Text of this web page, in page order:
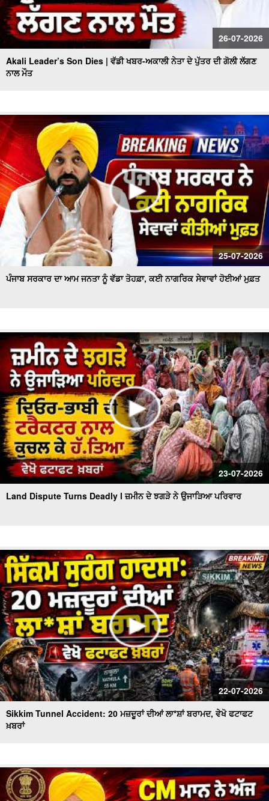
26-07-2026
Akali Leader’s Son Dies | ਵੱਡੀ ਖਬਰ-ਅਕਾਲੀ ਨੇਤਾ ਦੇ ਪੁੱਤਰ ਦੀ ਗੋਲੀ ਲੱਗਣ
ਨਾਲ ਮੌਤ
25-07-2026
ਪੰਜਾਬ ਸਰਕਾਰ ਦਾ ਆਮ ਜਨਤਾ ਨੂੰ ਵੱਡਾ ਤੋਹਫ਼ਾ, ਕਈ ਨਾਗਰਿਕ ਸੇਵਾਵਾਂ ਹੋਈਆਂ ਮੁਫ਼ਤ
23-07-2026
Land Dispute Turns Deadly l ਜ਼ਮੀਨ ਦੇ ਝਗੜੇ ਨੇ ਉਜਾੜਿਆ ਪਰਿਵਾਰ
22-07-2026
Sikkim Tunnel Accident: 20 ਮਜ਼ਦੂਰਾਂ ਦੀਆਂ ਲਾ*ਸ਼ਾਂ ਬਰਾਮਦ, ਵੇਖੋ ਫਟਾਫਟ
ਖ਼ਬਰਾਂ